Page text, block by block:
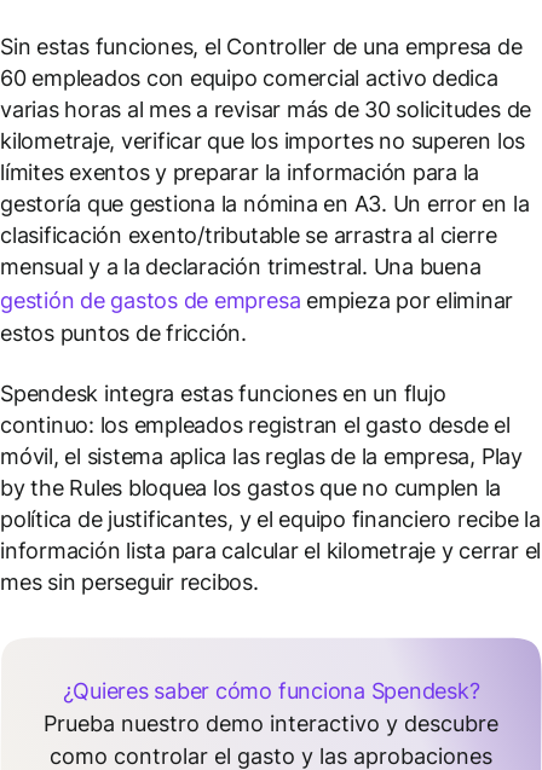
Sin estas funciones, el Controller de una empresa de
60 empleados con equipo comercial activo dedica
varias horas al mes a revisar más de 30 solicitudes de
kilometraje, verificar que los importes no superen los
límites exentos y preparar la información para la
gestoría que gestiona la nómina en A3. Un error en la
clasificación exento/tributable se arrastra al cierre
mensual y a la declaración trimestral. Una buena
gestión de gastos de empresa empieza por eliminar
estos puntos de fricción.
Spendesk integra estas funciones en un flujo
continuo: los empleados registran el gasto desde el
móvil, el sistema aplica las reglas de la empresa, Play
by the Rules bloquea los gastos que no cumplen la
política de justificantes, y el equipo financiero recibe la
información lista para calcular el kilometraje y cerrar el
mes sin perseguir recibos.
¿Quieres saber cómo funciona Spendesk?
Prueba nuestro demo interactivo y descubre
como controlar el gasto y las aprobaciones